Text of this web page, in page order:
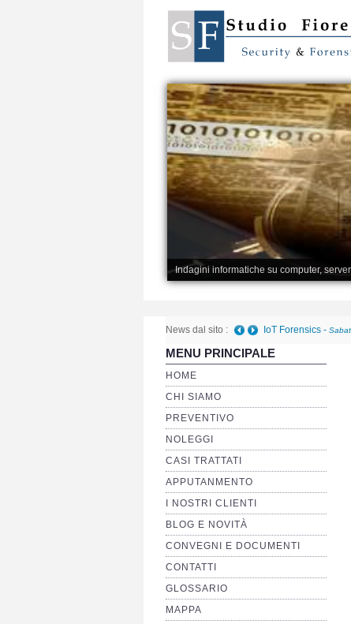
Indagini informatiche su computer,
News dal sito : IoT Forensics -
MENU PRINCIPALE
HOME
CHI SIAMO
PREVENTIVO
NOLEGGI
CASI TRATTATI
APPUTANMENTO
I NOSTRI CLIENTI
BLOG E NOVITÀ
CONVEGNI E DOCUMENTI
CONTATTI
GLOSSARIO
MAPPA